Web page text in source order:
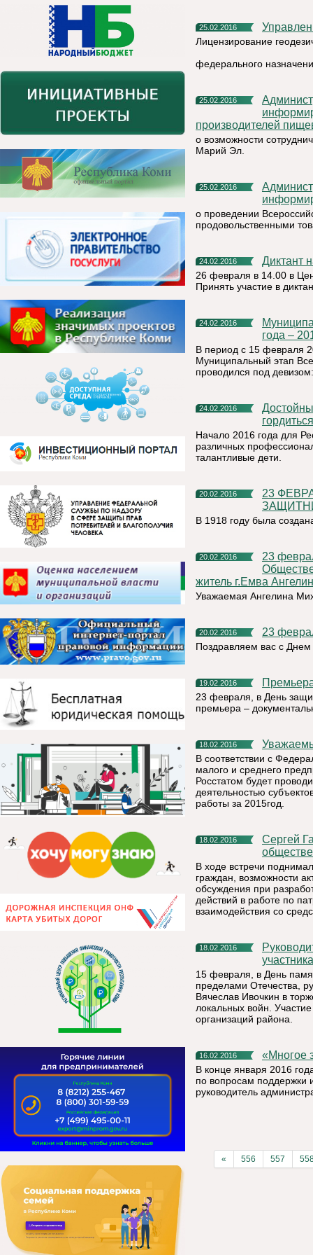
25.02.2016
Лицензирование
федерального
25.02.2016
Администрация муниципального района «Княжпогостский»
производителей
о возможности
Марий Эл.
25.02.2016
Администрация муниципального района «Княжпогостский»
о проведении
продовольственными
24.02.2016 Диктант
26 февраля в 14.00 в
Принять участие в
24.02.2016
Муниципальный этап Всероссийского конкурса «Воспитатель
года –
В период с 15 февраля
Муниципальный этап
проводился под
24.02.2016
Достойные люди - достойные награды: республике есть кем
гордиться
Начало 2016 года для
различных
талантливые дети.
20.02.2016
23 ФЕВРАЛЯ – ДЕНЬ ВОИНСКОЙ СЛАВЫ РОССИИ – ДЕНЬ
В 1918 году была
20.02.2016
23 февраля свой юбилей - 75-летие отмечает председатель
житель г.Емва
Уважаемая Ангелина
20.02.2016 23
Поздравляем вас с Днем
19.02.2016
23 февраля, в День
премьера –
18.02.2016
В соответствии с
малого и среднего
Росстатом будет
деятельностью
работы за 2015год.
18.02.2016
Сергей Гапликов встретился с представителями
В ходе встречи
граждан, возможности
обсуждения при
действий в работе по
взаимодействия со
18.02.2016
Руководитель администрации муниципалитета встретился с
15 февраля, в День
пределами Отечества,
Вячеслав Ивочкин в
локальных войн.
организаций района.
16.02.2016
В конце января 2016
по вопросам поддержки
руководитель
« 556 557